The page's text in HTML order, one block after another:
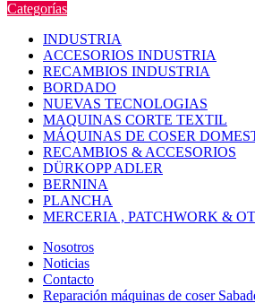
Categorías
INDUSTRIA
ACCESORIOS INDUSTRIA
RECAMBIOS INDUSTRIA
BORDADO
NUEVAS TECNOLOGIAS
MAQUINAS CORTE TEXTIL
MÁQUINAS DE COSER
RECAMBIOS & ACCESORIOS
DÜRKOPP ADLER
BERNINA
PLANCHA
MERCERIA , PATCHWORK &
Nosotros
Noticias
Contacto
Reparación máquinas de coser